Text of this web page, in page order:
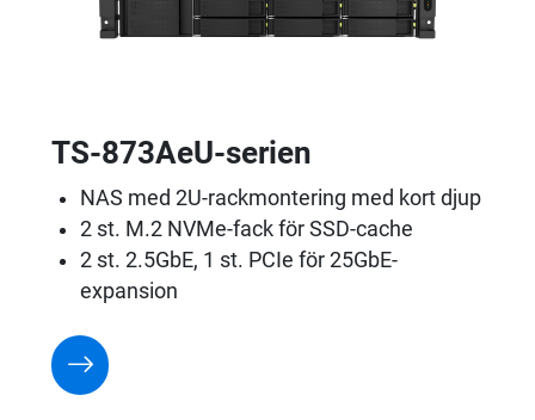
TS-873AeU-serien
NAS med 2U-rackmontering med kort djup
2 st. M.2 NVMe-fack för SSD-cache
2 st. 2.5GbE, 1 st. PCIe för 25GbE-
expansion